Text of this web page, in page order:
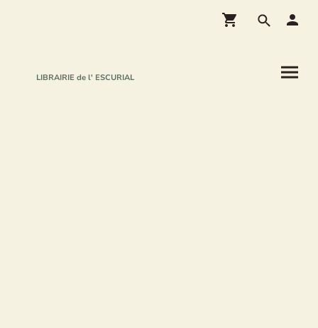
LIBRAIRIE de l' ESCURIAL